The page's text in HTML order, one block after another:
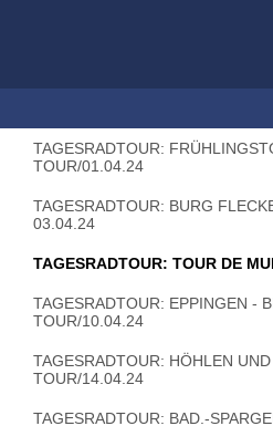
TAGESRADTOUR:
TOUR/01.04.24
TAGESRADTOUR: BURG
03.04.24
TAGESRADTOUR: TOUR DE
TAGESRADTOUR: EPPINGEN -
TOUR/10.04.24
TAGESRADTOUR: HÖHLEN
TOUR/14.04.24
TAGESRADTOUR: BAD.-